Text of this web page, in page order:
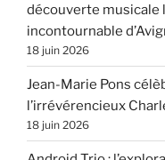
découverte musicale
incontournable
18 juin 2026
Jean-Marie Pons
l’irrévérencieux
18 juin 2026